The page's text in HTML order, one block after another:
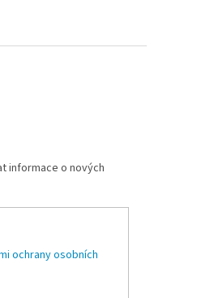
informace o nových
ochrany osobních